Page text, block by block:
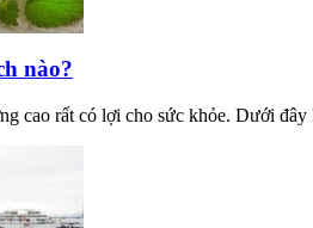
nào?
cao rất có lợi cho sức khỏe. Dưới